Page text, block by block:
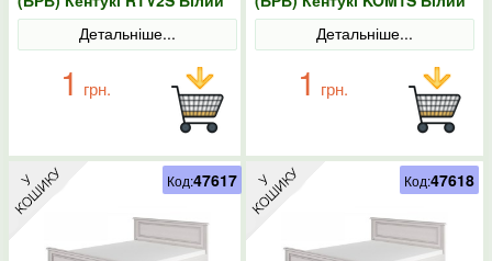
альпійський
Детальніше...
1 грн.
альпійський
Детальніше...
1 грн.
Код:47617 Код:47618